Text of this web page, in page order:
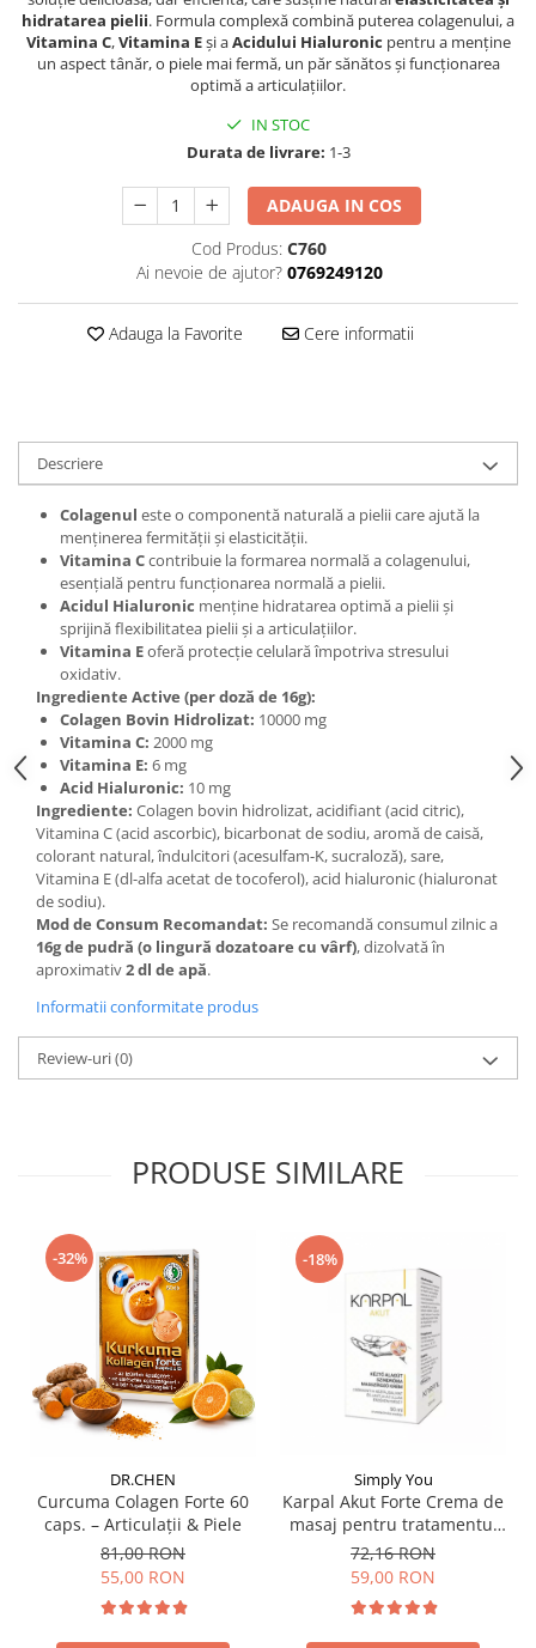
hidratarea pielii. Formula complexă combină puterea colagenului, a
Vitamina C,Vitamina Eși aAcidului Hialuronic pentru a menține
un aspect tânăr, o piele mai fermă, un păr sănătos și funcționarea
optimă a articulațiilor.
IN STOC
Durata de livrare: 1-3
ADAUGA IN COS
Cod Produs: C760
Ai nevoie de ajutor? 0769249120
Adauga la Favorite Cere informatii
Descriere
Colagenul este o componentă naturală a pielii care ajută la
menținerea fermității și elasticității.
Vitamina Ccontribuie la formarea normală a colagenului,
esențială pentru funcționarea normală a pielii.
Acidul Hialuronic menține hidratarea optimă a pielii și
sprijină flexibilitatea pielii și a articulațiilor.
Vitamina Eoferă protecție celulară împotriva stresului
oxidativ.
Ingrediente Active (per doză de 16g):
Colagen Bovin Hidrolizat: 10000 mg
Vitamina C: 2000 mg
Vitamina E: 6 mg
Acid Hialuronic: 10 mg
Ingrediente: Colagen bovin hidrolizat, acidifiant (acid citric),
Vitamina C (acid ascorbic), bicarbonat de sodiu, aromă de caisă,
colorant natural, îndulcitori (acesulfam-K, sucraloză), sare,
Vitamina E (dl-alfa acetat de tocoferol), acid hialuronic (hialuronat
de sodiu).
Mod de Consum Recomandat: Se recomandă consumul zilnic a
16g de pudră (o lingură dozatoare cu vârf), dizolvată în
aproximativ2 dl de apă.
Informatii conformitate produs
Review-uri(0)
PRODUSE SIMILARE
-32%
DR.CHEN
Curcuma Colagen Forte 60
caps. – Articulații & Piele
81,00 RON
55,00 RON
-18%
Simply You
Karpal Akut Forte Crema de
masaj pentru tratamentul
sindromului de tunel
carpian 50ml
72,16 RON
59,00 RON